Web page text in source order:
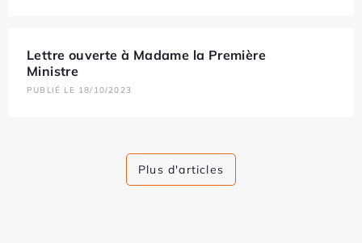
Lettre ouverte à Madame la Première
Ministre
PUBLIÉ LE 18/10/2023
Plus d'articles